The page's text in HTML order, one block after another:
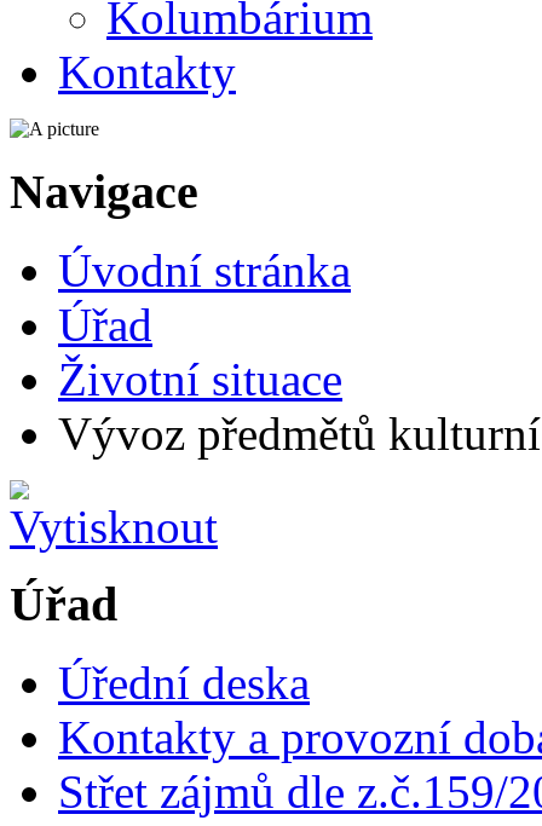
Kolumbárium
Kontakty
Navigace
Úvodní stránka
Úřad
Životní situace
Vývoz předmětů
Úřad
Úřední deska
Kontakty a provozní
Střet zájmů dle z.č.159/